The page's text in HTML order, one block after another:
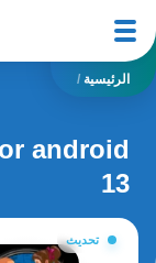
الرئيسية /
android
13
تحديث